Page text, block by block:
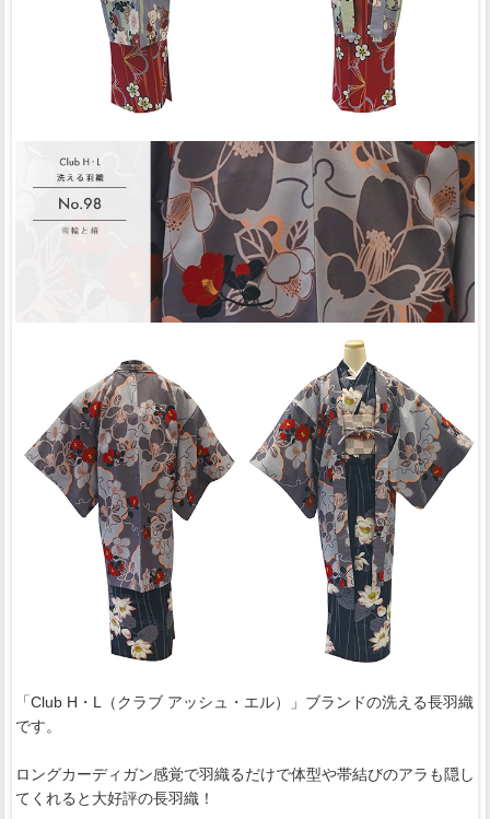
「Club H・L（クラブ アッシュ・エル）」ブランドの洗える長羽織
です。
ロングカーディガン感覚で羽織るだけで体型や帯結びのアラも隠し
てくれると大好評の長羽織！